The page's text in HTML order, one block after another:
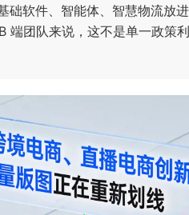
础软件、智能体、智慧物流放
团队来说，这不是单一政策